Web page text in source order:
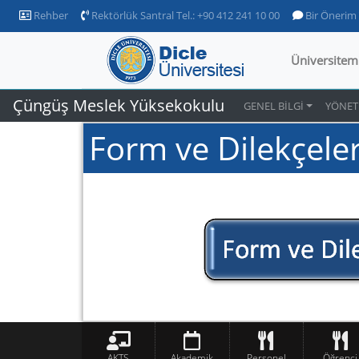
Rehber Rektörlük Santral Tel.: +90 412 241 10 00 Bir Önerim
Çüngüş Meslek Yüksekokulu GENEL BİLGİ
Form ve